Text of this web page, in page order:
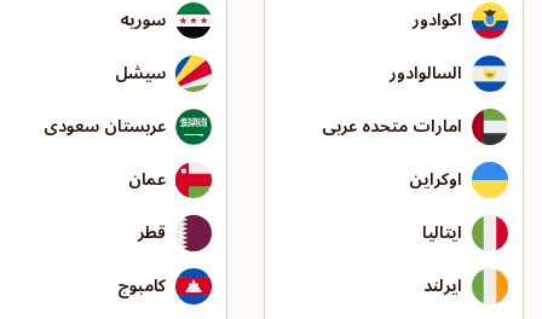
اکوادور
السالوادور
امارات متحده عربی
اوکراین
ایتالیا
ایرلند
سوریه
سیشل
عربستان سعودی
عمان
قطر
کامبوج